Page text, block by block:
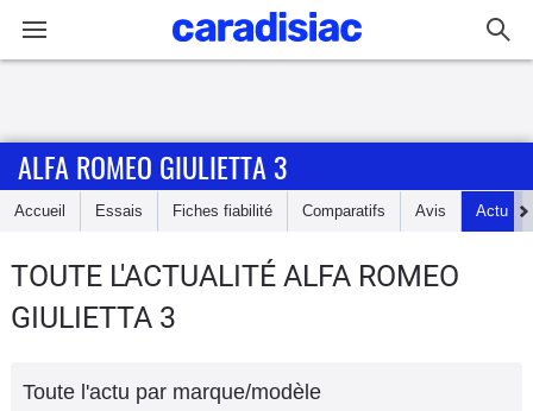
Accueil
Essais
ALFA ROMEO GIULIETTA 3
Accueil Essais Fiches fiabilité Comparatifs Avis Actu
TOUTE L'ACTUALITÉ ALFA ROMEO
GIULIETTA 3
Toute l'actu par marque/modèle